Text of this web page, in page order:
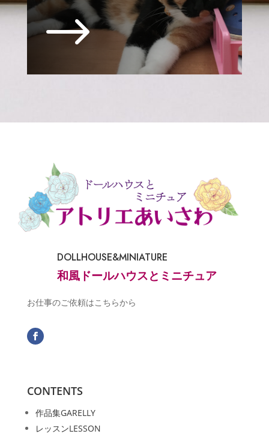
$
DOLLHOUSE&MINIATURE
和風ドールハウスとミニチュア
お仕事のご依頼はこちらから
CONTENTS
作品集GARELLY
レッスンLESSON